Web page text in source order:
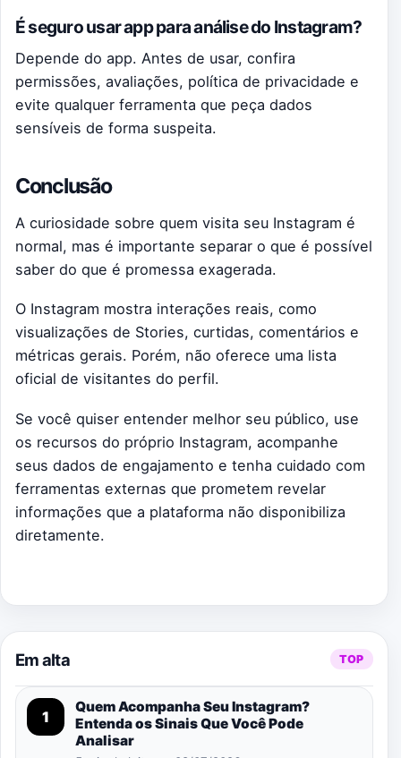
É seguro usar app para análise do Instagram?
Depende do app. Antes de usar, confira
permissões, avaliações, política de privacidade e
evite qualquer ferramenta que peça dados
sensíveis de forma suspeita.
Conclusão
A curiosidade sobre quem visita seu Instagram é
normal, mas é importante separar o que é possível
saber do que é promessa exagerada.
O Instagram mostra interações reais, como
visualizações de Stories, curtidas, comentários e
métricas gerais. Porém, não oferece uma lista
oficial de visitantes do perfil.
Se você quiser entender melhor seu público, use
os recursos do próprio Instagram, acompanhe
seus dados de engajamento e tenha cuidado com
ferramentas externas que prometem revelar
informações que a plataforma não disponibiliza
diretamente.
Em alta TOP
1
Quem Acompanha Seu Instagram?
Entenda os Sinais Que Você Pode
Analisar